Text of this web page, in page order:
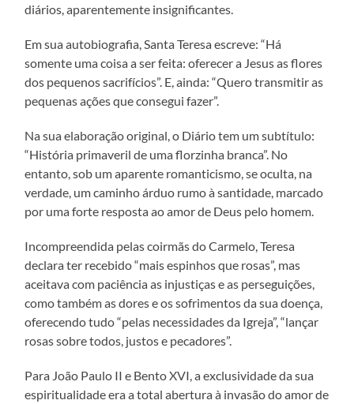
diários, aparentemente insignificantes.
Em sua autobiografia, Santa Teresa escreve: “Há
somente uma coisa a ser feita: oferecer a Jesus as flores
dos pequenos sacrifícios”. E, ainda: “Quero transmitir as
pequenas ações que consegui fazer”.
Na sua elaboração original, o Diário tem um subtítulo:
“História primaveril de uma florzinha branca”. No
entanto, sob um aparente romanticismo, se oculta, na
verdade, um caminho árduo rumo à santidade, marcado
por uma forte resposta ao amor de Deus pelo homem.
Incompreendida pelas coirmãs do Carmelo, Teresa
declara ter recebido “mais espinhos que rosas”, mas
aceitava com paciência as injustiças e as perseguições,
como também as dores e os sofrimentos da sua doença,
oferecendo tudo “pelas necessidades da Igreja”, “lançar
rosas sobre todos, justos e pecadores”.
Para João Paulo II e Bento XVI, a exclusividade da sua
espiritualidade era a total abertura à invasão do amor de